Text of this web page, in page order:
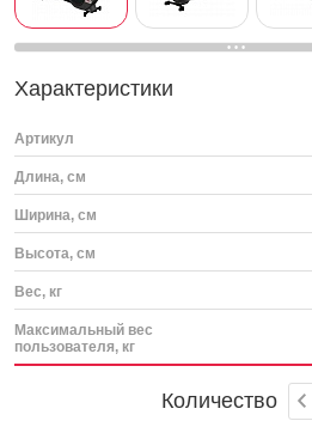
Характеристики
Артикул
Длина, см
Ширина, см
Высота, см
Вес, кг
Максимальный вес
пользователя, кг
Количество